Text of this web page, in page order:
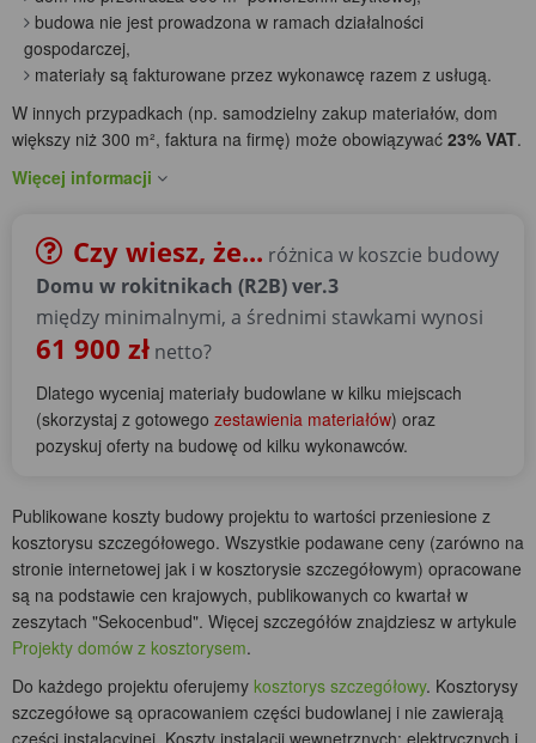
budowa nie jest prowadzona w ramach działalności
gospodarczej,
materiały są fakturowane przez wykonawcę razem z usługą.
W innych przypadkach (np. samodzielny zakup materiałów, dom
większy niż 300 m², faktura na firmę) może obowiązywać 23% VAT.
Więcej informacji
Czy wiesz, że... różnica w koszcie budowy
Domu w rokitnikach (R2B) ver.3
między minimalnymi, a średnimi stawkami wynosi
61 900 zł netto?
Dlatego wyceniaj materiały budowlane w kilku miejscach
(skorzystaj z gotowego zestawienia materiałów) oraz
pozyskuj oferty na budowę od kilku wykonawców.
Publikowane koszty budowy projektu to wartości przeniesione z
kosztorysu szczegółowego. Wszystkie podawane ceny (zarówno na
stronie internetowej jak i w kosztorysie szczegółowym) opracowane
są na podstawie cen krajowych, publikowanych co kwartał w
zeszytach "Sekocenbud". Więcej szczegółów znajdziesz w artykule
Projekty domów z kosztorysem.
Do każdego projektu oferujemy kosztorys szczegółowy. Kosztorysy
szczegółowe są opracowaniem części budowlanej i nie zawierają